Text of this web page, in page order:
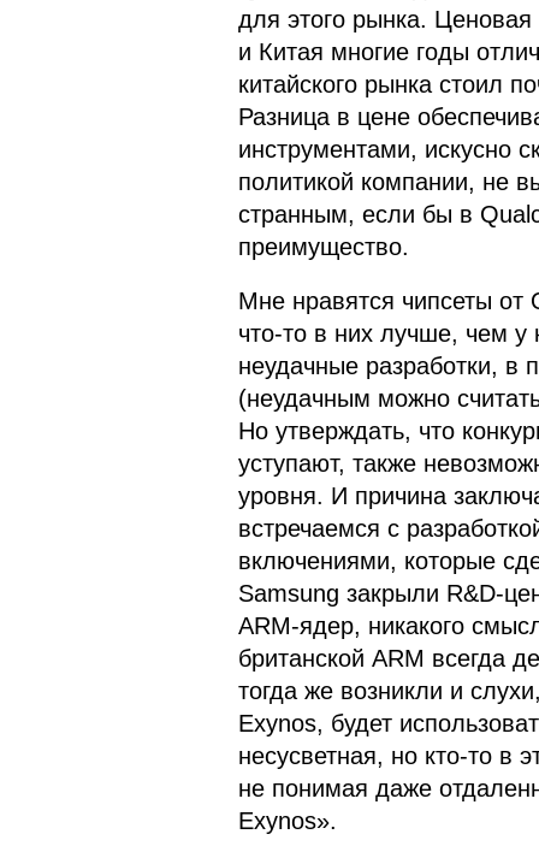
для этого рынка.
и Китая многие годы
китайского рынка стоил
Разница в цене
инструментами, искусно
политикой компании, не
странным, если бы в
преимущество.
Мне нравятся чипсеты от
что-то в них лучше, чем у
неудачные разработки, в
(неудачным можно
Но утверждать, что
уступают, также
уровня. И причина
встречаемся с
включениями, которые
Samsung закрыли R&D-
ARM-ядер, никакого
британской ARM всегда
тогда же возникли и
Exynos, будет
несусветная, но кто-то в
не понимая даже
Exynos».